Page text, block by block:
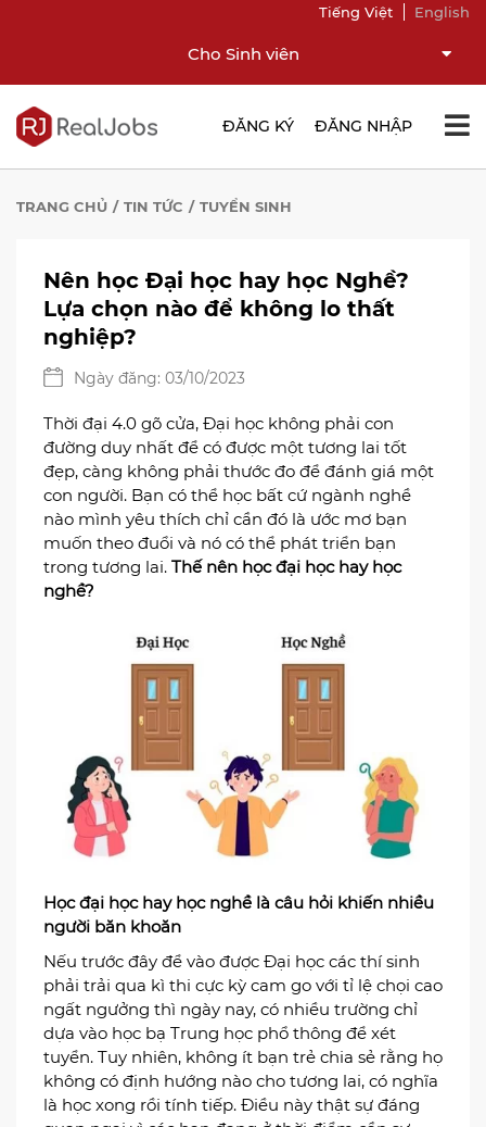
Cho Sinh viên
Tiếng Việt English
ĐĂNG KÝ ĐĂNG NHẬP
TRANG CHỦ TIN TỨC TUYỂN SINH
Nên học Đại học hay học Nghề?
Lựa chọn nào để không lo thất
nghiệp?
Ngày đăng: 03/10/2023
Thời đại 4.0 gõ cửa, Đại học không phải con
đường duy nhất để có được một tương lai tốt
đẹp, càng không phải thước đo để đánh giá một
con người. Bạn có thể học bất cứ ngành nghề
nào mình yêu thích chỉ cần đó là ước mơ bạn
muốn theo đuổi và nó có thể phát triển bạn
trong tương lai. Thế nên học đại học hay học
nghề?
Học đại học hay học nghề là câu hỏi khiến nhiều
người băn khoăn
Nếu trước đây để vào được Đại học các thí sinh
phải trải qua kì thi cực kỳ cam go với tỉ lệ chọi cao
ngất ngưởng thì ngày nay, có nhiều trường chỉ
dựa vào học bạ Trung học phổ thông để xét
tuyển. Tuy nhiên, không ít bạn trẻ chia sẻ rằng họ
không có định hướng nào cho tương lai, có nghĩa
là học xong rồi tính tiếp. Điều này thật sự đáng